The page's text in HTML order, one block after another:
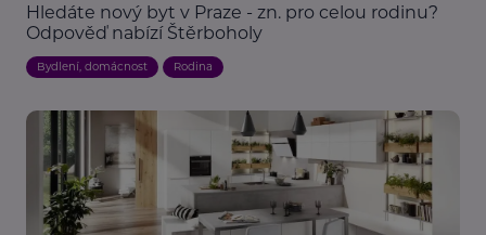
Hledáte nový byt v Praze - zn. pro celou rodinu?
Odpověď nabízí Štěrboholy
Bydlení, domácnost Rodina